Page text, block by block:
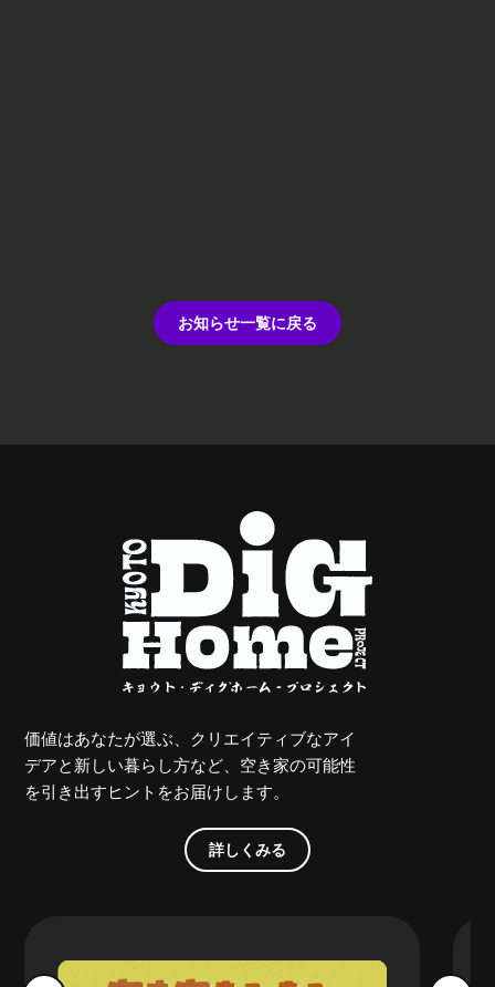
お知らせ一覧に戻る
価値はあなたが選ぶ、クリエイティブなアイ
デアと新しい暮らし方など、空き家の可能性
を引き出すヒントをお届けします。
詳しくみる